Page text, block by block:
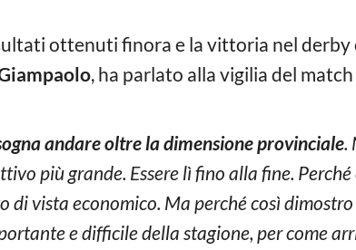
ottenuti finora e la vittoria nel derby
, ha parlato alla vigilia del
andare oltre la dimensione provinciale.
più grande. Essere lì fino alla fine. Perché
vista economico. Ma perché così
e difficile della stagione, per come